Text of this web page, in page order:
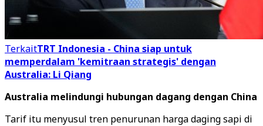
TerkaitTRT Indonesia - China siap untuk
memperdalam 'kemitraan strategis' dengan
Australia: Li Qiang
Australia melindungi hubungan dagang dengan China
Tarif itu menyusul tren penurunan harga daging sapi di